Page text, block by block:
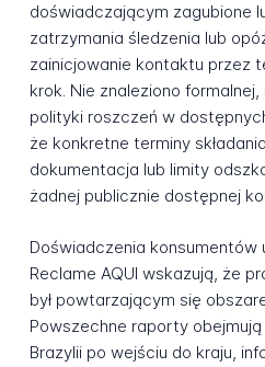
doświadczającym zagubione
zatrzymania śledzenia lub
zainicjowanie kontaktu przez
krok. Nie znaleziono
polityki roszczeń w
że konkretne terminy
dokumentacja lub limity
żadnej publicznie dostępnej
Doświadczenia konsumentów
Reclame AQUI wskazują, że
był powtarzającym się
Powszechne raporty
Brazylii po wejściu do kraju,